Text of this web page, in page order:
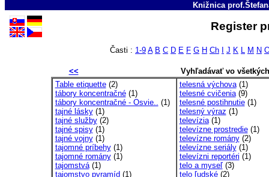
Knižnica
Register
Časti : 1-9 A B C D E F G H Ch J K L M N
<<
Vyhľadávať vo
Table etiquette(2)
tábory koncentračné(1)
tábory koncentračné - Osvie.. (1)
tajné lásky(1)
tajné služby(2)
tajné spisy(1)
tajné vojny(1)
tajomné príbehy(1)
tajomné romány(1)
tajomstvá(1)
tajomstvo pyramíd (1)
telesná výchova(1)
telesné cvičenia(9)
telesné postihnutie(1)
telesný výraz (1)
televízia(1)
televízne prostredie(1)
televízne romány(2)
televízne seriály(1)
televízni reportéri (1)
telo a myseľ(3)
telo ľudské(2)